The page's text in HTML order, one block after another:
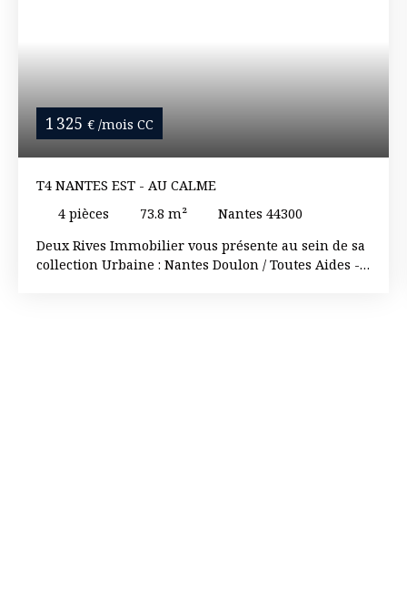
1 325 € /mois CC
T4 NANTES EST - AU CALME
4 pièces 73.8 m²
Nantes 44300
Deux Rives Immobilier vous présente au sein de sa
collection Urbaine : Nantes Doulon / Toutes Aides -